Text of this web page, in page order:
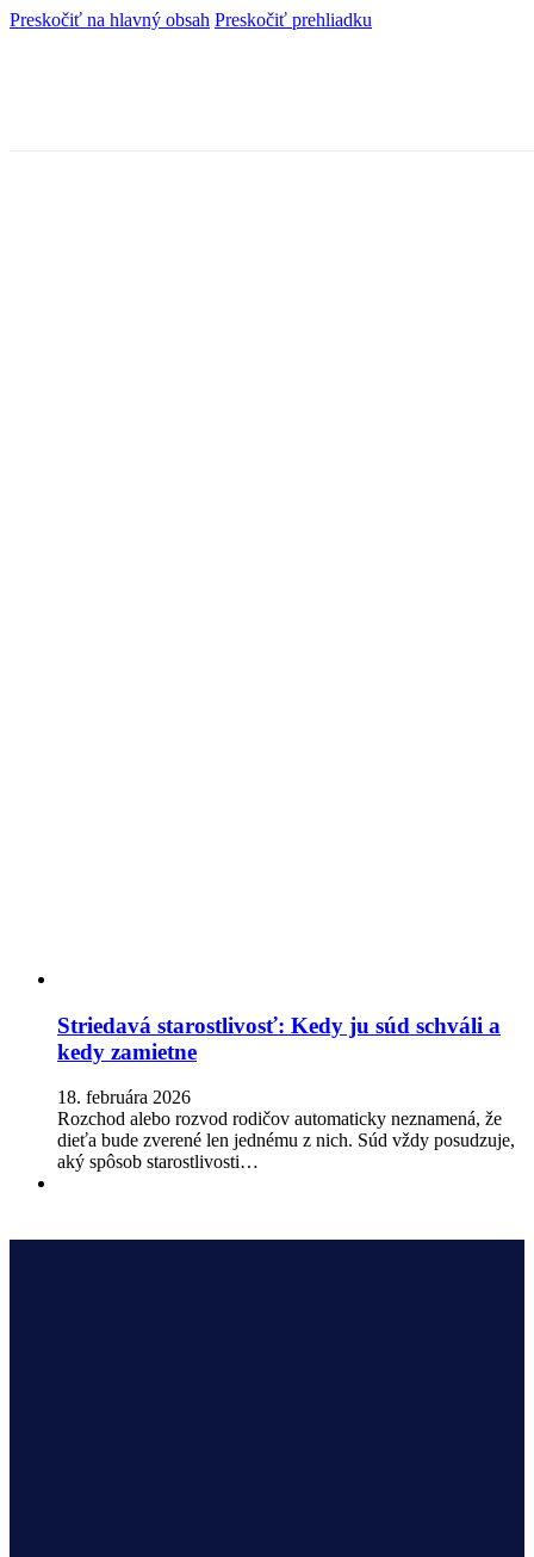
Preskočiť na hlavný obsah Preskočiť prehliadku
Striedavá starostlivosť: Kedy ju súd schváli a
kedy zamietne
18. februára 2026
Rozchod alebo rozvod rodičov automaticky neznamená, že
dieťa bude zverené len jednému z nich. Súd vždy posudzuje,
aký spôsob starostlivosti…